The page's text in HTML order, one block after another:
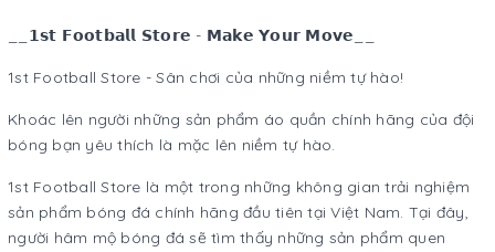
__𝟭𝘀𝘁 𝗙𝗼𝗼𝘁𝗯𝗮𝗹𝗹 𝗦𝘁𝗼𝗿𝗲 - 𝗠𝗮𝗸𝗲 𝗬𝗼𝘂𝗿 𝗠𝗼𝘃𝗲__
1st Football Store - Sân chơi của những niềm tự hào!
Khoác lên người những sản phẩm áo quần chính hãng của đội
bóng bạn yêu thích là mặc lên niềm tự hào.
1st Football Store là một trong những không gian trải nghiệm
sản phẩm bóng đá chính hãng đầu tiên tại Việt Nam. Tại đây,
người hâm mộ bóng đá sẽ tìm thấy những sản phẩm quen